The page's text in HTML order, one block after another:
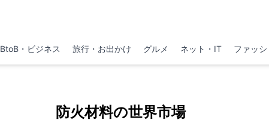
BtoB・ビジネス 旅行・お出かけ グルメ ネット・IT ファッシ
防火材料の世界市場